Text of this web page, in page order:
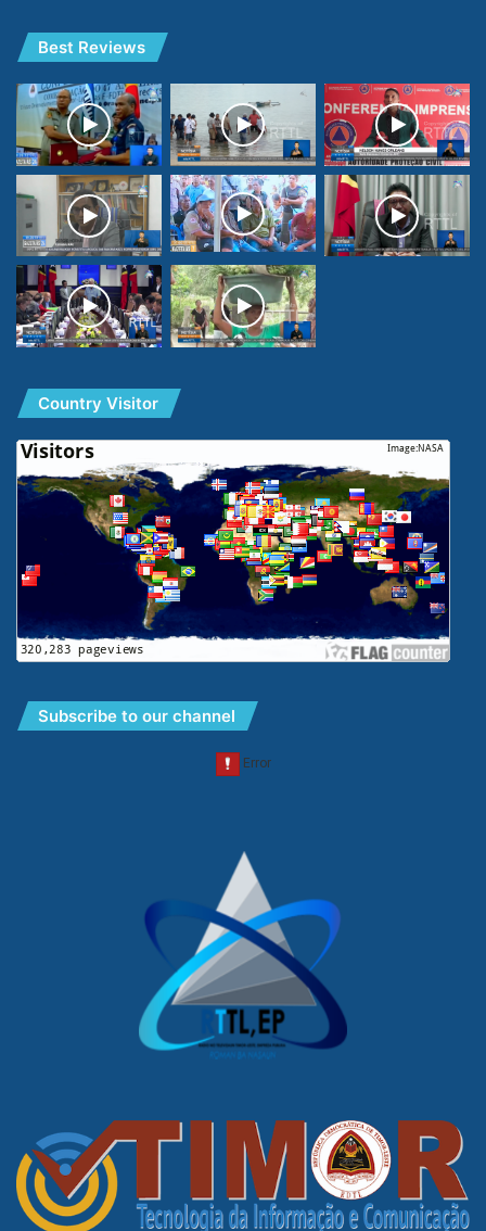
Best Reviews
Country Visitor
Subscribe to our channel